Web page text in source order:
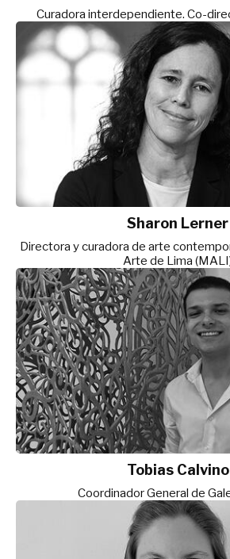
Curadora interdependiente. Co-
Sharon Lerner
Directora y curadora de arte
Arte de Lima
Tobias Calvino
Coordinador General de